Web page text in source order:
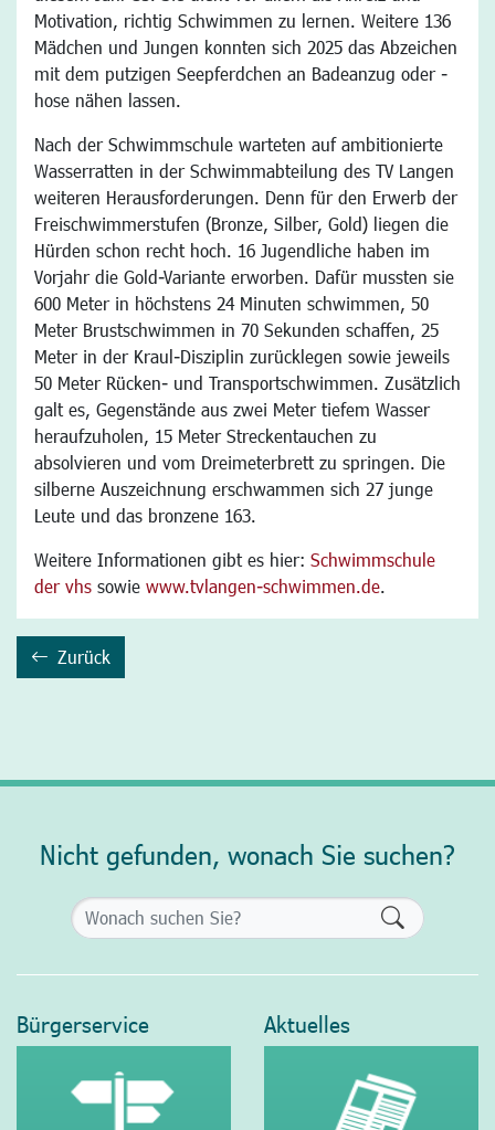
Motivation, richtig Schwimmen zu lernen. Weitere 136
Mädchen und Jungen konnten sich 2025 das Abzeichen
mit dem putzigen Seepferdchen an Badeanzug oder -
hose nähen lassen.
Nach der Schwimmschule warteten auf ambitionierte
Wasserratten in der Schwimmabteilung des TV Langen
weiteren Herausforderungen. Denn für den Erwerb der
Freischwimmerstufen (Bronze, Silber, Gold) liegen die
Hürden schon recht hoch. 16 Jugendliche haben im
Vorjahr die Gold-Variante erworben. Dafür mussten sie
600 Meter in höchstens 24 Minuten schwimmen, 50
Meter Brustschwimmen in 70 Sekunden schaffen, 25
Meter in der Kraul-Disziplin zurücklegen sowie jeweils
50 Meter Rücken- und Transportschwimmen. Zusätzlich
galt es, Gegenstände aus zwei Meter tiefem Wasser
heraufzuholen, 15 Meter Streckentauchen zu
absolvieren und vom Dreimeterbrett zu springen. Die
silberne Auszeichnung erschwammen sich 27 junge
Leute und das bronzene 163.
Weitere Informationen gibt es hier: Schwimmschule
der vhs sowie www.tvlangen-schwimmen.de
backward Zurück
Nicht gefunden, wonach Sie suchen?
Bürgerservice Aktuelles